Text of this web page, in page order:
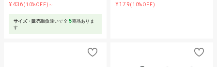
¥436(10%OFF)～
サイズ・販売単位違いで全5商品ありま
す
¥179(10%OFF)